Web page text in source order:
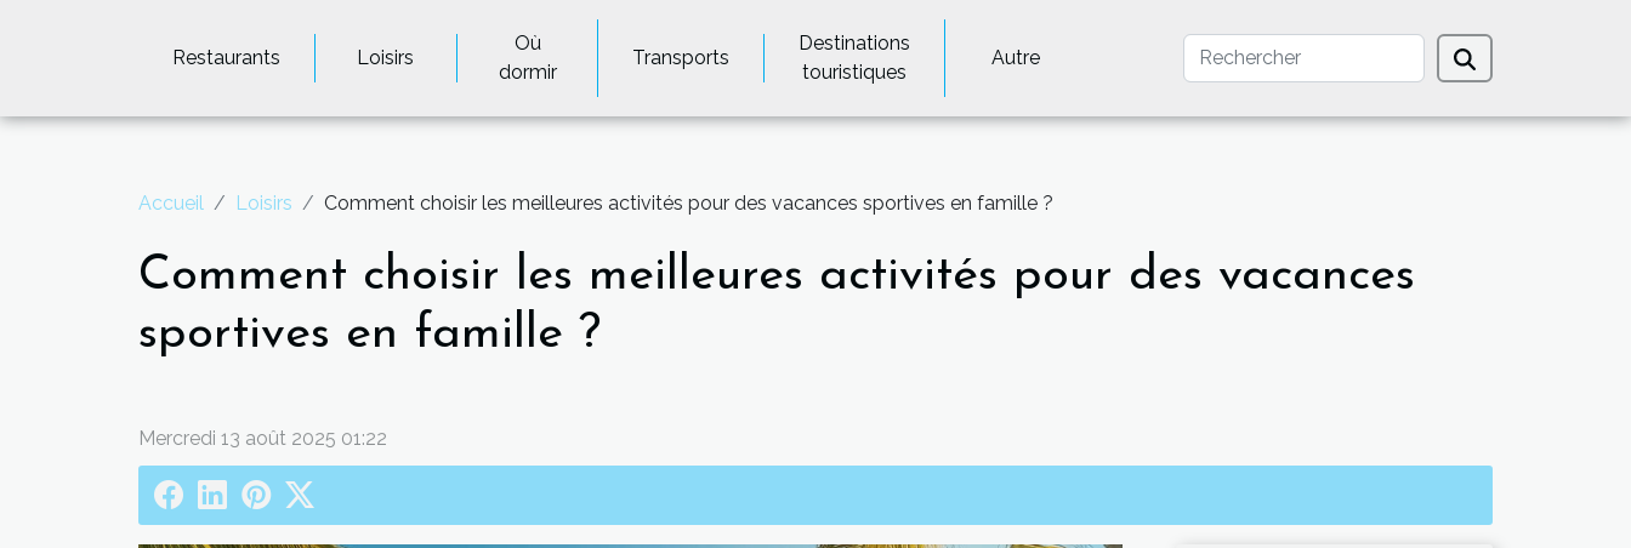
Restaurants Loisirs
Où
dormir
Transports
Destinations
touristiques
Autre
Accueil Loisirs Comment choisir les meilleures activités pour des vacances sportives en famille ?
Comment choisir les meilleures activités pour des vacances
sportives en famille ?
Mercredi 13 août 2025 01:22